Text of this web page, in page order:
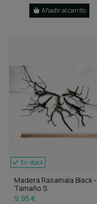
Añadir al carrito
En stock
Madera Rasamala Black -
Tamaño S
9,95 €